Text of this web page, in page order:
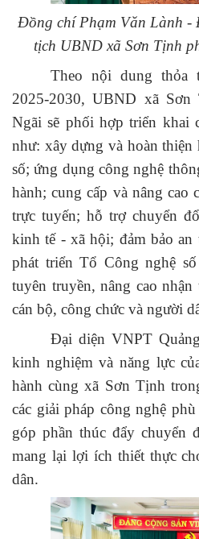
Đồng chíPhạm Văn Lành -
tịch UBND xã Sơn Tịnh
Theo nội dung thỏa
2025-2030, UBND xã Sơn
Ngãi sẽ phối hợp triển khai
như: xây dựng và hoàn thiện
số; ứng dụng công nghệ
hành; cung cấp và nâng cao
trực tuyến; hỗ trợ chuyển
kinh tế - xã hội; đảm bảo
phát triểnTổ Công nghệ
tuyên truyền, nâng cao
cán bộ, công chức và người
Đại diện VNPT
kinh nghiệm và năng lực
hành cùng xã Sơn Tịnh
các giải pháp công nghệ
góp phần thúc đẩy chuyển
mang lại lợi ích thiết thực
dân.